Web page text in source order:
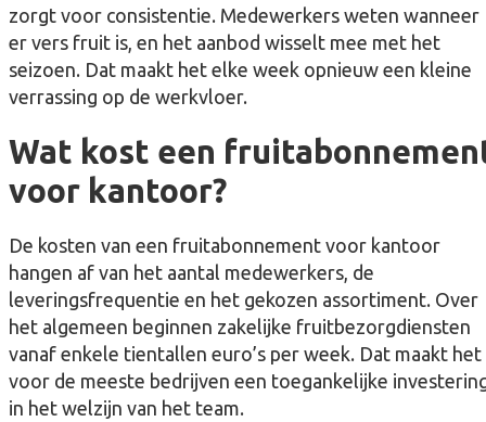
zorgt voor consistentie. Medewerkers weten wanneer
er vers fruit is, en het aanbod wisselt mee met het
seizoen. Dat maakt het elke week opnieuw een kleine
verrassing op de werkvloer.
Wat kost een
voor kantoor?
De kosten van een fruitabonnement voor kantoor
hangen af van het aantal medewerkers, de
leveringsfrequentie en het gekozen assortiment. Over
het algemeen beginnen zakelijke fruitbezorgdiensten
vanaf enkele tientallen euro’s per week. Dat maakt het
voor de meeste bedrijven een toegankelijke
in het welzijn van het team.